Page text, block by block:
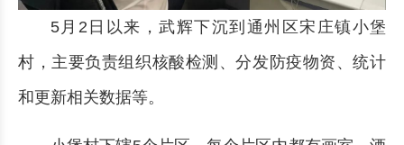
5月2日以来，武辉下沉到通州区宋庄镇小堡
村，主要负责组织核酸检测、分发防疫物资、统计
和更新相关数据等。